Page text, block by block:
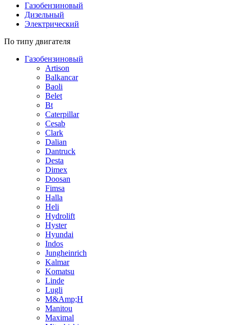
Газобензиновый
Дизельный
Электрический
По типу двигателя
Газобензиновый
Artison
Balkancar
Baoli
Belet
Bt
Caterpillar
Cesab
Clark
Dalian
Dantruck
Desta
Dimex
Doosan
Fimsa
Halla
Heli
Hydrolift
Hyster
Hyundai
Indos
Jungheinrich
Kalmar
Komatsu
Linde
Lugli
M&Amp;H
Manitou
Maximal